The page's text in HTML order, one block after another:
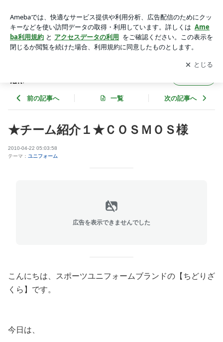
アプリをダウンロードして ブログの更新通知
を受け取りまし
ょう。
開く
前の記事へ 一覧 次の記事へ
★チーム紹介１★ＣＯＳＭＯＳ様
2010-04-22 05:03:58
テーマ： ユニフォーム
広告を表示できませんでした
こんにちは、スポーツユニフォームブランドの【ちどりざ
くら】です。
今日は、